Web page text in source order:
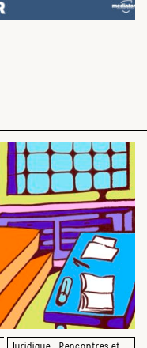
, Juridique
Rencontres et